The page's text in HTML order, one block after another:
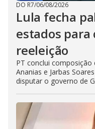
DO R7/06/08/2026
Lula fecha
estados para
reeleição
PT conclui
Ananias e Jarbas
disputar o governo de